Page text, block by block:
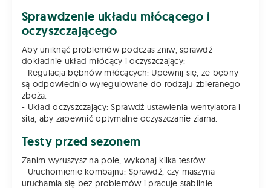
Sprawdzenie układu młócącego i
oczyszczającego
Aby uniknąć problemów podczas żniw, sprawdź
dokładnie układ młócący i oczyszczający:
- Regulacja bębnów młócących: Upewnij się, że bębny
są odpowiednio wyregulowane do rodzaju zbieranego
zboża.
- Układ oczyszczający: Sprawdź ustawienia wentylatora i
sita, aby zapewnić optymalne oczyszczanie ziarna.
Testy przed sezonem
Zanim wyruszysz na pole, wykonaj kilka testów:
- Uruchomienie kombajnu: Sprawdź, czy maszyna
uruchamia się bez problemów i pracuje stabilnie.